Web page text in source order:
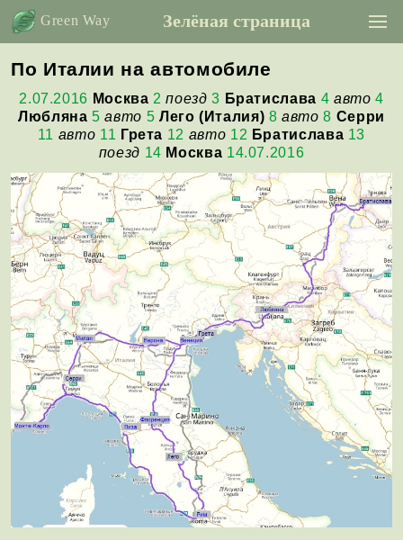
Green Way Зелёная страница
По Италии на автомобиле
2.07.2016 Москва 2поезд3 Братислава 4 авто4
Любляна5авто 5 Лего (Италия) 8 авто8 Серри
11 авто 11 Грета 12 авто 12 Братислава 13
поезд 14 Москва 14.07.2016